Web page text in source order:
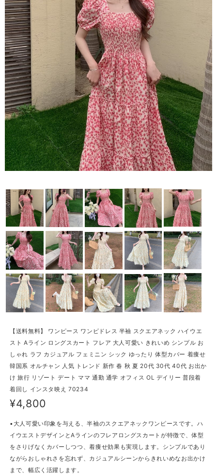
【送料無料】 ワンピース ワンピドレス 半袖 スクエアネック ハイウエ
スト Aライン ロングスカート フレア 大人可愛い きれいめ シンプル お
しゃれ ラフ カジュアル フェミニン シック ゆったり 体型カバー 着痩せ
韓国系 オルチャン 人気 トレンド 新作 春 秋 夏 20代 30代 40代 お出か
け 旅行 リゾート デート ママ 通勤 通学 オフィス OL デイリー 普段着
着回し インスタ映え 70234
¥4,800
▪大人可愛い印象を与える、半袖のスクエアネックワンピースです。ハ
イウエストデザインとAラインのフレアロングスカートが特徴で、体型
をさりげなくカバーしつつ、着痩せ効果も実現します。シンプルであり
ながらおしゃれさを忘れず、カジュアルシーンからきれいめなお出かけ
まで、幅広く活躍します。